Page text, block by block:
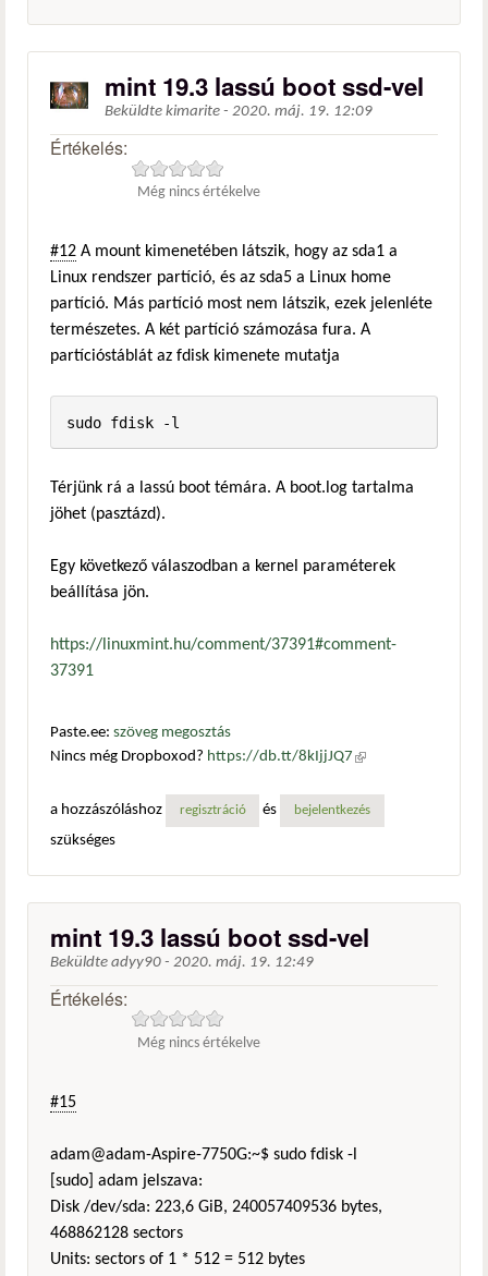
mint 19.3 lassú boot ssd-vel
Beküldte kimarite - 2020. máj. 19. 12:09
Értékelés:
Még nincs értékelve
#12 A mount kimenetében látszik, hogy az sda1 a
Linux rendszer partíció, és az sda5 a Linux home
partíció. Más partíció most nem látszik, ezek jelenléte
természetes. A két partíció számozása fura. A
partícióstáblát az fdisk kimenete mutatja
sudo fdisk -l
Térjünk rá a lassú boot témára. A boot.log tartalma
jöhet (pasztázd).
Egy következő válaszodban a kernel paraméterek
beállítása jön.
https://linuxmint.hu/comment/37391#comment-
37391
Paste.ee: szöveg megosztás
Nincs még Dropboxod? https://db.tt/8kIjjJQ7 (külső
a hozzászóláshoz
regisztráció és bejelentkezés
szükséges
mint 19.3 lassú boot ssd-vel
Beküldte adyy90 - 2020. máj. 19. 12:49
Értékelés:
Még nincs értékelve
#15
adam@adam-Aspire-7750G:~$ sudo fdisk -l
[sudo] adam jelszava:
Disk /dev/sda: 223,6 GiB, 240057409536 bytes,
468862128 sectors
Units: sectors of 1 * 512 = 512 bytes